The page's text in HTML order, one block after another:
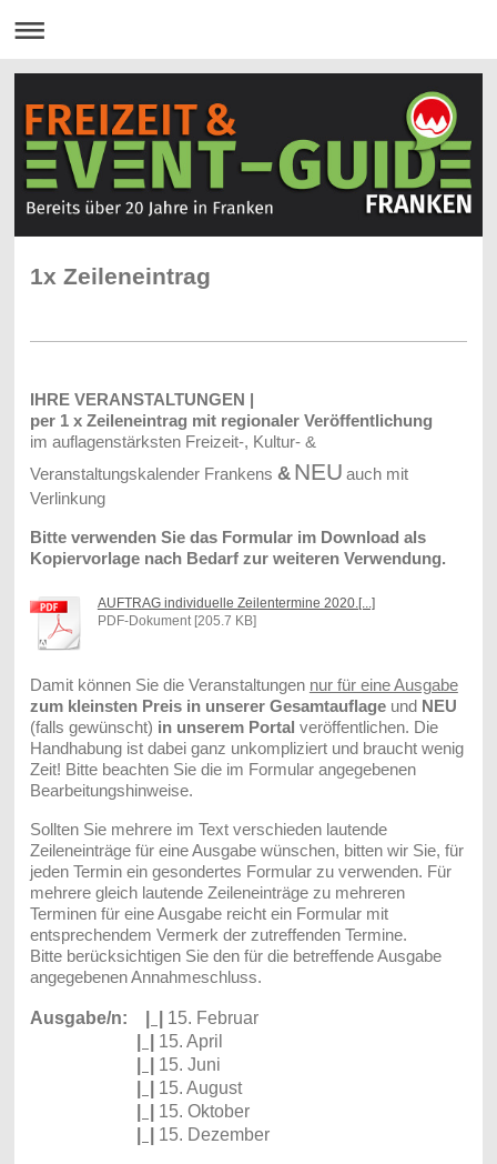
1x Zeileneintrag
IHRE VERANSTALTUNGEN |
per 1 x Zeileneintrag mit regionaler Veröffentlichung
im auflagenstärksten Freizeit-, Kultur- &
Veranstaltungskalender Frankens & NEU auch mit
Verlinkung
Bitte verwenden Sie das Formular im Download als
Kopiervorlage nach Bedarf zur weiteren Verwendung.
AUFTRAG individuelle Zeilentermine 2020.[...]
PDF-Dokument [205.7 KB]
Damit können Sie die Veranstaltungen nur für eine Ausgabe
zum kleinsten Preis in unserer Gesamtauflage und NEU
(falls gewünscht) in unserem Portal veröffentlichen. Die
Handhabung ist dabei ganz unkompliziert und braucht wenig
Zeit! Bitte beachten Sie die im Formular angegebenen
Bearbeitungshinweise.
Sollten Sie mehrere im Text verschieden lautende
Zeileneinträge für eine Ausgabe wünschen, bitten wir Sie, für
jeden Termin ein gesondertes Formular zu verwenden. Für
mehrere gleich lautende Zeileneinträge zu mehreren
Terminen für eine Ausgabe reicht ein Formular mit
entsprechendem Vermerk der zutreffenden Termine.
Bitte berücksichtigen Sie den für die betreffende Ausgabe
angegebenen Annahmeschluss.
Ausgabe/n:
15. Februar
15. April
15. Juni
15. August
15. Oktober
15. Dezember